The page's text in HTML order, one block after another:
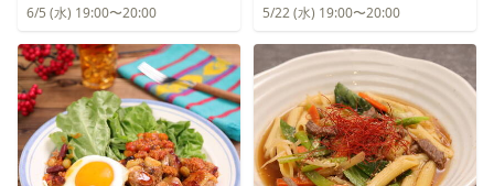
6/5 (水) 19:00〜20:00 5/22 (水) 19:00〜20:00